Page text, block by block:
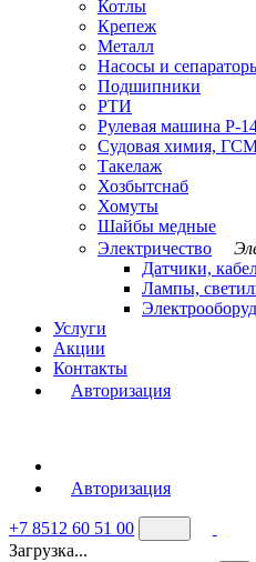
Котлы
Крепеж
Металл
Насосы и
Подшипники
РТИ
Рулевая машина Р-
Судовая химия,
Такелаж
Хозбытснаб
Хомуты
Шайбы медные
Электричество
Датчики,
Лампы,
Услуги
Акции
Контакты
Авторизация
Авторизация
+7 8512 60 51 00
Загрузка...